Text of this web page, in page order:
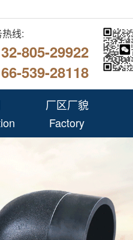
线:
805-29922
539-28118
厂区厂貌
Factory